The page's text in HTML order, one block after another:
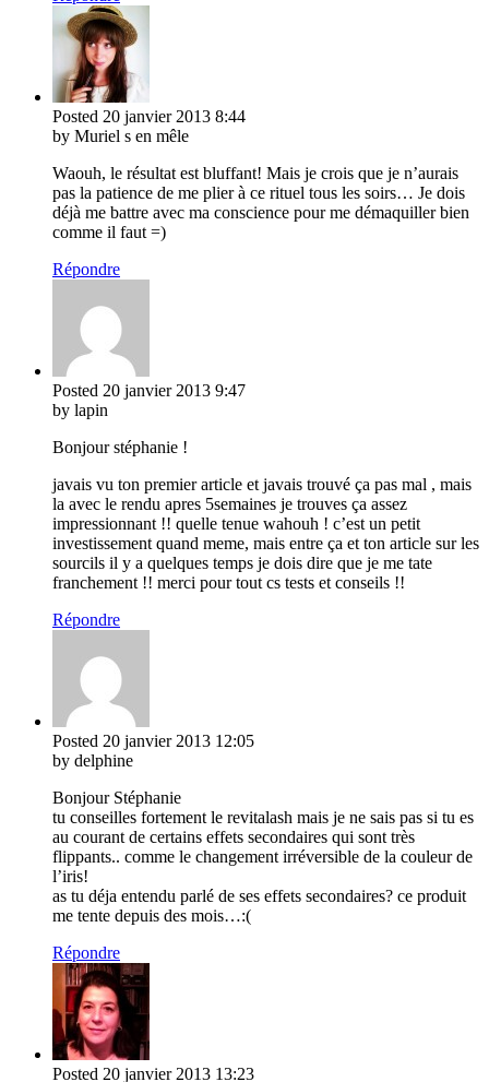
Posted 20 janvier 2013 8:44
by Muriel s en mêle
Waouh, le résultat est bluffant! Mais je crois que je n’aurais
pas la patience de me plier à ce rituel tous les soirs… Je dois
déjà me battre avec ma conscience pour me démaquiller bien
comme il faut =)
Répondre
Posted 20 janvier 2013 9:47
by lapin
Bonjour stéphanie !
javais vu ton premier article et javais trouvé ça pas mal , mais
la avec le rendu apres 5semaines je trouves ça assez
impressionnant !! quelle tenue wahouh ! c’est un petit
investissement quand meme, mais entre ça et ton article sur les
sourcils il y a quelques temps je dois dire que je me tate
franchement !! merci pour tout cs tests et conseils !!
Répondre
Posted 20 janvier 2013 12:05
by delphine
Bonjour Stéphanie
tu conseilles fortement le revitalash mais je ne sais pas si tu es
au courant de certains effets secondaires qui sont très
flippants.. comme le changement irréversible de la couleur de
l’iris!
as tu déja entendu parlé de ses effets secondaires? ce produit
me tente depuis des mois…:(
Répondre
Posted 20 janvier 2013 13:23